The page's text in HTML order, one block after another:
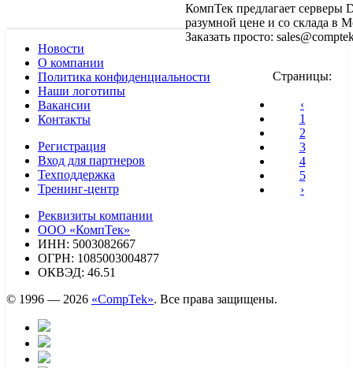
КомпТек предлагает серверы
разумной цене и со склада в
Заказать просто:
Страницы:
‹
1
2
3
4
5
›
Новости
О компании
Политика конфиденциальности
Наши логотипы
Вакансии
Контакты
Регистрация
Вход для партнеров
Техподдержка
Тренинг-центр
Реквизиты компании
ООО «КомпТек»
ИНН: 5003082667
ОГРН: 1085003004877
ОКВЭД: 46.51
© 1996 — 2026 «CompTek». Все права защищены.